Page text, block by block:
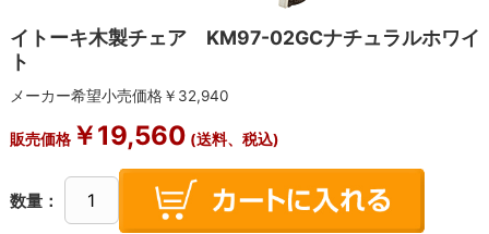
イトーキ木製チェア KM97-02GCナチュラルホワイ
ト
メーカー希望小売価格￥32,940
販売価格￥19,560 (送料、税込)
数量：